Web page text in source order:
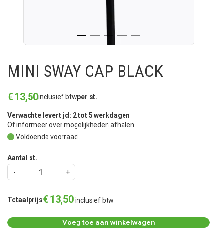
MINI SWAY CAP BLACK
€ 13,50inclusief btwper st.
Verwachte levertijd: 2 tot 5 werkdagen
Ofinformeerover mogelijkheden afhalen
Voldoende voorraad
Aantal st.
Totaalprijs€ 13,50inclusief btw
Voeg toe aan winkelwagen